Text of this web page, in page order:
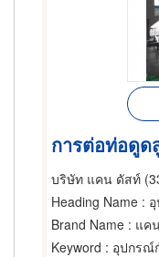
การต่อท่อดูด
บริษัท แคน ดัสท์
Heading Name :
Brand Name : แค
Keyword : อุปกรณ์